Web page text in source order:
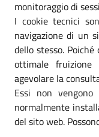
monitoraggio di
I cookie tecnici
navigazione di un
dello stesso.
ottimale
agevolare la
Essi non
normalmente
del sito web.